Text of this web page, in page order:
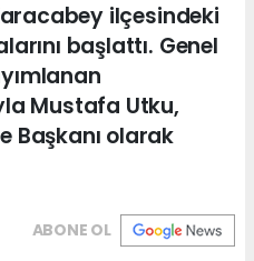
ilçesindeki
başlattı. Genel
Mustafa Utku,
Başkanı olarak
ABONE OL